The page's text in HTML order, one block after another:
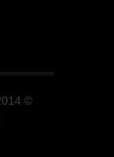
© 2014 כל הזכויות שמורות.